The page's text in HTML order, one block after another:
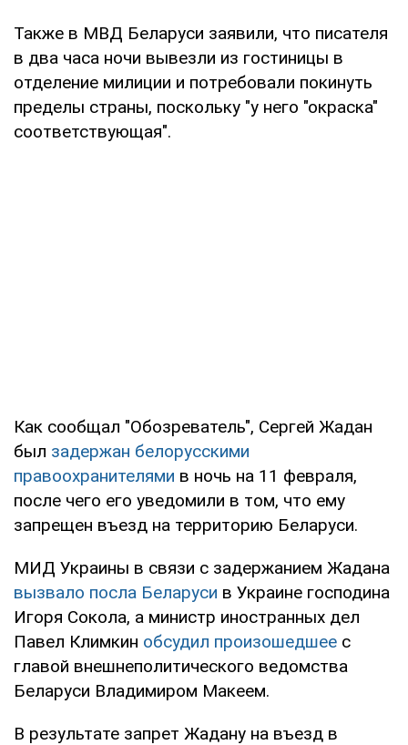
Также в МВД Беларуси заявили, что писателя
в два часа ночи вывезли из гостиницы в
отделение милиции и потребовали покинуть
пределы страны, поскольку "у него "окраска"
соответствующая".
Как сообщал "Обозреватель", Сергей Жадан
был задержан белорусскими
правоохранителями в ночь на 11 февраля,
после чего его уведомили в том, что ему
запрещен въезд на территорию Беларуси.
МИД Украины в связи с задержанием Жадана
вызвало посла Беларуси в Украине господина
Игоря Сокола, а министр иностранных дел
Павел Климкин обсудил произошедшее с
главой внешнеполитического ведомства
Беларуси Владимиром Макеем.
В результате запрет Жадану на въезд в